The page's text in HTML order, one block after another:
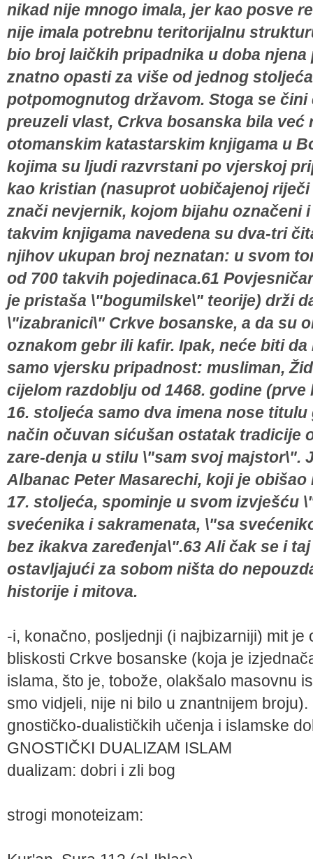
nikad nije mnogo imala, jer kao posve
nije imala potrebnu teritorijalnu
bio broj laičkih pripadnika u doba
znatno opasti za više od jednog
potpomognutog državom. Stoga se
preuzeli vlast, Crkva bosanska bila već
otomanskim katastarskim knjigama u
kojima su ljudi razvrstani po vjerskoj
kao kristian (nasuprot uobičajenoj
znači nevjernik, kojom bijahu označeni
takvim knjigama navedena su dva-tri
njihov ukupan broj neznatan: u svom
od 700 takvih pojedinaca.61
je pristaša \"bogumilske\" teorije) drži
\"izabranici\" Crkve bosanske, a da su
oznakom gebr ili kafir. Ipak, neće biti
samo vjersku pripadnost: musliman,
cijelom razdoblju od 1468. godine
16. stoljeća samo dva imena nose
način očuvan sićušan ostatak tradicije
zare-denja u stilu \"sam svoj majstor\".
Albanac Peter Masarechi, koji je
17. stoljeća, spominje u svom izvješću
svećenika i sakramenata, \"sa
bez ikakva zaređenja\".63 Ali čak se i
ostavljajući za sobom ništa do
historije i mitova.
-i, konačno, posljednji (i najbizarniji) mit
bliskosti Crkve bosanske (koja je
islama, što je, tobože, olakšalo masovnu
smo vidjeli, nije ni bilo u znantnijem
gnostičko-dualističkih učenja i islamske
GNOSTIČKI DUALIZAM ISLAM
dualizam: dobri i zli bog
strogi monoteizam: